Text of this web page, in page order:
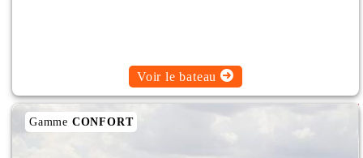
Voir le bateau
Gamme CONFORT